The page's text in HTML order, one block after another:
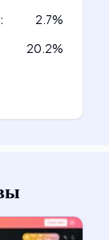
: 2.7%
20.2%